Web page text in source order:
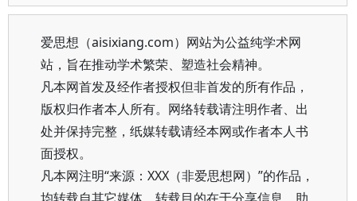
爱思想（aisixiang.com）网站为公益纯学术网
站，旨在推动学术繁荣、塑造社会精神。
凡本网首发及经作者授权但非首发的所有作品，
版权归作者本人所有。网络转载请注明作者、出
处并保持完整，纸媒转载请经本网或作者本人书
面授权。
凡本网注明“来源：XXX（非爱思想网）”的作品，